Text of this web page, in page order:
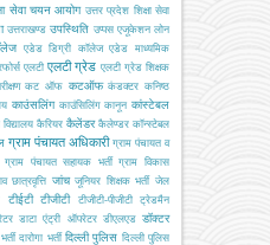
सेवा चयन आयोग उत्तर प्रदेश शिक्षा सेवा
उत्तराखण्ड उपस्थिति उप्पस एजूकेशन लोन
एडेड डिग्री कॉलेज एडेड माध्यमिक
एलटी एलटी ग्रेड एलटी ग्रेड शिक्षक
कट ऑफ कटऑफ कंडक्टर कनिष्ठ
काउंसलिंग काउंसिलिंग कानून कांस्टेबल
कैरियर कैलेंडर कैलेण्डर कॉन्स्टेबल
ग्राम पंचायत अधिकारी ग्राम पंचायत व
ग्राम पंचायत सहायक भर्ती ग्राम विकास
छात्रवृत्ति जांच जूनियर शिक्षक भर्ती जेल
टीईटी टीजीटी टीजीटी-पीजीटी
ट्रेडमैन
डाटा एंट्री ऑपरेटर डीएलएड डॉक्टर
दारोगा भर्ती दिल्ली पुलिस दिल्ली पुलिस